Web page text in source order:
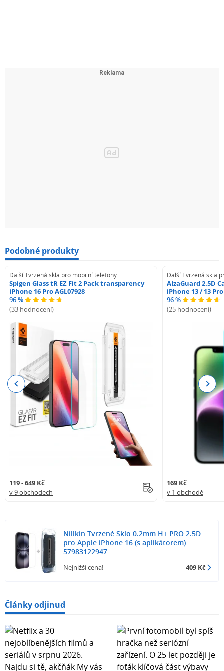
Podobné produkty
Další Tvrzená skla pro mobilní telefony
Spigen Glass tR EZ Fit 2 Pack transparency
iPhone 16 Pro AGL07928
96 %
(33 hodnocení)
119 - 649 Kč
v 9 obchodech
Další Tvrzená skla
AlzaGuard 2.5D
iPhone 13 / 13 Pro
96 %
(25 hodnocení)
169 Kč
v 1 obchodě
Previous Next
Nillkin Tvrzené Sklo 0.2mm H+ PRO 2.5D
pro Apple iPhone 16 (s aplikátorem)
57983122947
Nejnižší cena! 409 Kč
Články odjinud